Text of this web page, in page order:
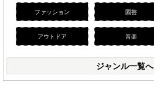
ファッション 園芸
アウトドア 音楽
ジャンル一覧へ